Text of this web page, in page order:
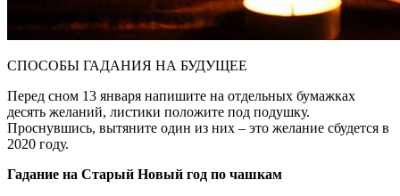
СПОСОБЫ ГАДАНИЯ НА БУДУЩЕЕ
Перед сном 13 января напишите на отдельных бумажках
десять желаний, листики положите под подушку.
Проснувшись, вытяните один из них – это желание сбудется в
2020 году.
Гадание на Старый Новый год по чашкам